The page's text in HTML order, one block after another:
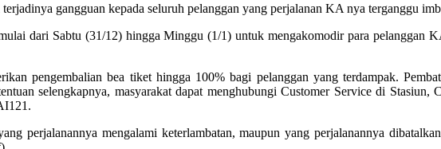
gangguan kepada seluruh pelanggan yang perjalanan KA nya terganggu
dari Sabtu (31/12) hingga Minggu (1/1) untuk mengakomodir para pelanggan
pengembalian bea tiket hingga 100% bagi pelanggan yang terdampak.
selengkapnya, masyarakat dapat menghubungi Customer Service di
perjalanannya mengalami keterlambatan, maupun yang perjalanannya